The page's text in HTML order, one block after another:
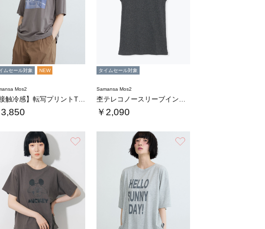
ムセール対象 NEW
Mos2
3,850
タイムセール対象
Samansa Mos2
￥2,090